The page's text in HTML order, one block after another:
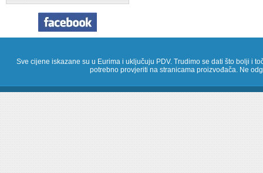
Sve cijene iskazane su u Eurima i uključuju PDV. Trudimo se dati što bolji i
potrebno provjeriti na stranicama proizvođača. Ne